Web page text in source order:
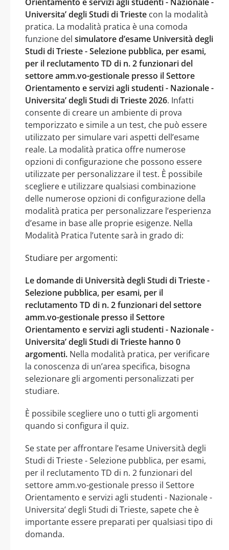
Universita’ degli Studi di Trieste con la modalità
pratica. La modalità pratica è una comoda
funzione del simulatore d’esame Università degli
Studi di Trieste - Selezione pubblica, per esami,
per il reclutamento TD di n. 2 funzionari del
settore amm.vo-gestionale presso il Settore
Orientamento e servizi agli studenti - Nazionale -
Universita’ degli Studi di Trieste 2026. Infatti
consente di creare un ambiente di prova
temporizzato e simile a un test, che può essere
utilizzato per simulare vari aspetti dell’esame
reale. La modalità pratica offre numerose
opzioni di configurazione che possono essere
utilizzate per personalizzare il test. È possibile
scegliere e utilizzare qualsiasi combinazione
delle numerose opzioni di configurazione della
modalità pratica per personalizzare l’esperienza
d’esame in base alle proprie esigenze. Nella
Modalità Pratica l’utente sarà in grado di:
Studiare per argomenti:
Le domande di Università degli Studi di Trieste -
Selezione pubblica, per esami, per il
reclutamento TD di n. 2 funzionari del settore
amm.vo-gestionale presso il Settore
Orientamento e servizi agli studenti - Nazionale -
Universita’ degli Studi di Trieste hanno 0
argomenti. Nella modalità pratica, per verificare
la conoscenza di un’area specifica, bisogna
selezionare gli argomenti personalizzati per
studiare.
È possibile scegliere uno o tutti gli argomenti
quando si configura il quiz.
Se state per affrontare l’esame Università degli
Studi di Trieste - Selezione pubblica, per esami,
per il reclutamento TD di n. 2 funzionari del
settore amm.vo-gestionale presso il Settore
Orientamento e servizi agli studenti - Nazionale -
Universita’ degli Studi di Trieste, sapete che è
importante essere preparati per qualsiasi tipo di
domanda.